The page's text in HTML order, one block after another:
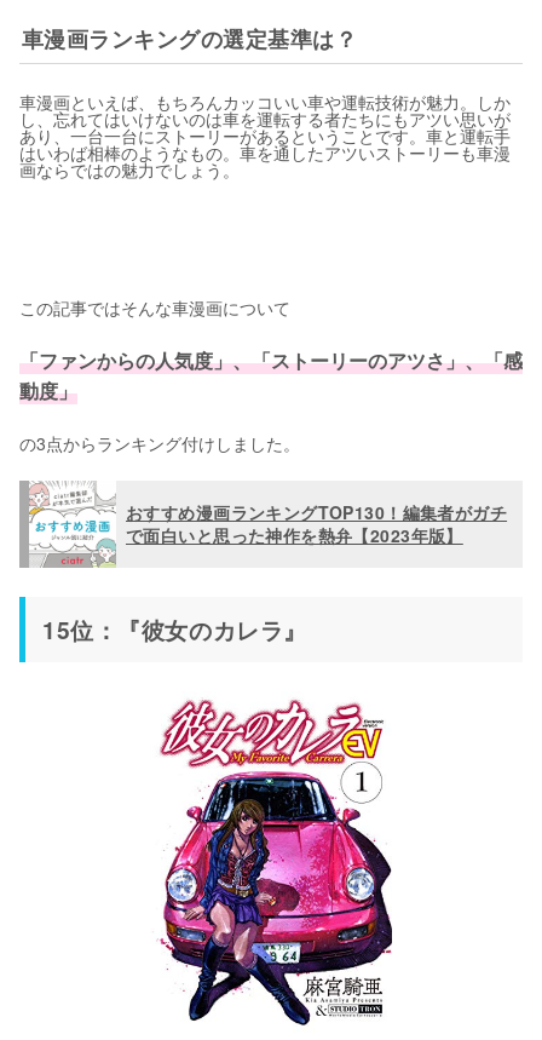
車漫画ランキングの選定基準は？
車漫画といえば、もちろんカッコいい車や運転技術が魅力。しか
し、忘れてはいけないのは車を運転する者たちにもアツい思いが
あり、一台一台にストーリーがあるということです。車と運転手
はいわば相棒のようなもの。車を通したアツいストーリーも車漫
画ならではの魅力でしょう。
この記事ではそんな車漫画について
「ファンからの人気度」、「ストーリーのアツさ」、「感
動度」
の3点からランキング付けしました。
おすすめ漫画ランキングTOP130！編集者がガチ
で面白いと思った神作を熱弁【2023年版】
15位：『彼女のカレラ』